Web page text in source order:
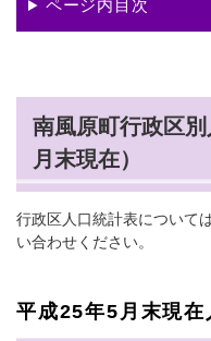
ページ内目次
南風原町行政区
月末現在）
行政区人口統計表について
い合わせください。
平成25年5月末現在